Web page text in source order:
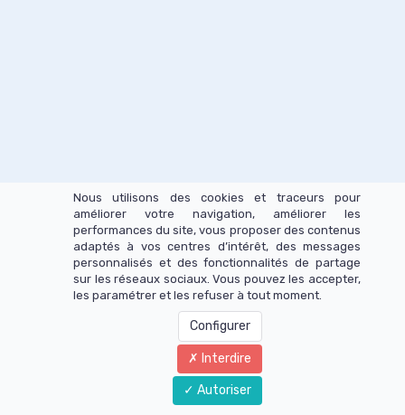
Nous utilisons des cookies et traceurs pour
améliorer votre navigation, améliorer les
performances du site, vous proposer des contenus
adaptés à vos centres d’intérêt, des messages
personnalisés et des fonctionnalités de partage
sur les réseaux sociaux. Vous pouvez les accepter,
les paramétrer et les refuser à tout moment.
Configurer
Interdire
Autoriser